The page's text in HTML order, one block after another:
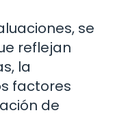
se
reflejan
la
factores
de